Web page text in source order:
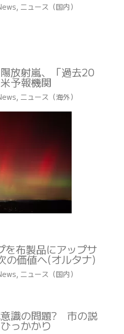
, ニュース（国内）
放射嵐、「過去20
予報機関
, ニュース（海外）
を布製品にアップサ
の価値へ(オルタナ)
, ニュース（国内）
意識の問題? 市の説
っかかり